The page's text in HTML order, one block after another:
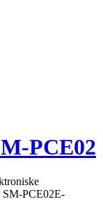
PCE02
SM-PCE02E-